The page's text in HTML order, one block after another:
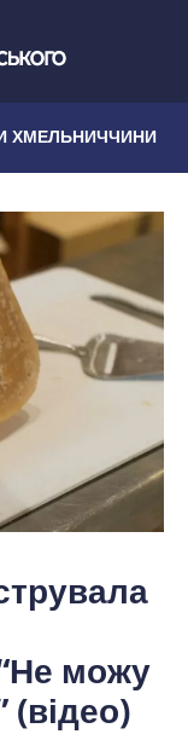
ХМЕЛЬНИЧЧИНИ
можу
(відео)